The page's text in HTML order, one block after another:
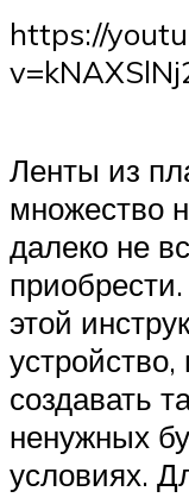
https://
Ленты из
множество
далеко не
этой
создавать
ненужных
условиях.